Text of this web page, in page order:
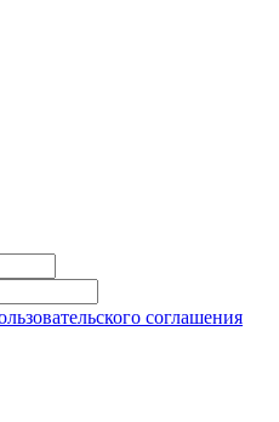
соглашения